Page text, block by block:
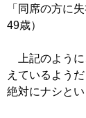
「同席の方に
49歳）
上記のように
えているよう
絶対にナシとい